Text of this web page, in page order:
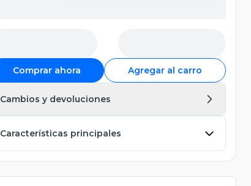
Comprar ahora Agregar al carro
Cambios y devoluciones
Características principales